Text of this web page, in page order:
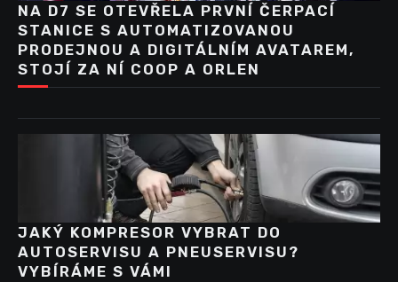
NA D7 SE OTEVŘELA PRVNÍ ČERPACÍ
STANICE S AUTOMATIZOVANOU
PRODEJNOU A DIGITÁLNÍM AVATAREM,
STOJÍ ZA NÍ COOP A ORLEN
JAKÝ KOMPRESOR VYBRAT DO
AUTOSERVISU A PNEUSERVISU?
VYBÍRÁME S VÁMI